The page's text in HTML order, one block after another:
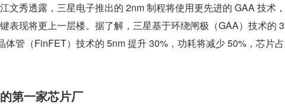
文秀透露，三星电子推出的 2nm 制程将使用更先进的 GAA 技术，
表现将更上一层楼。据了解，三星基于环绕闸极（GAA）技术的 3
体管（FinFET）技术的 5nm 提升 30%，功耗将减少 50%，芯片占
第一家芯片厂